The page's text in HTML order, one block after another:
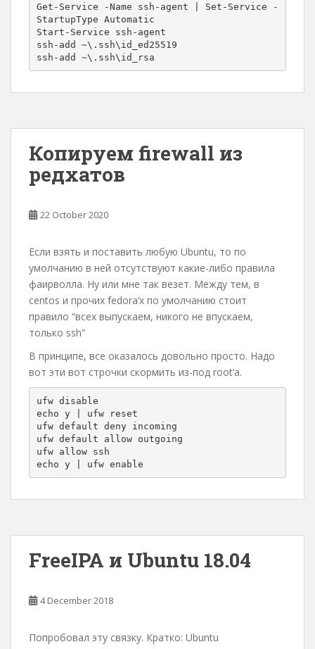
Get-Service -Name ssh-agent | Set-Service -
StartupType Automatic
Start-Service ssh-agent
ssh-add ~\.ssh\id_ed25519
ssh-add ~\.ssh\id_rsa
Копируем firewall из
редхатов
22 October 2020
Если взять и поставить любую Ubuntu, то по
умолчанию в ней отсутствуют какие-либо правила
фаирволла. Ну или мне так везет. Между тем, в
centos и прочих fedora’х по умолчанию стоит
правило “всех выпускаем, никого не впускаем,
только ssh”
В принципе, все оказалось довольно просто. Надо
вот эти вот строчки скормить из-под root’a.
ufw disable
echo y | ufw reset
ufw default deny incoming
ufw default allow outgoing
ufw allow ssh
echo y | ufw enable
FreeIPA и Ubuntu 18.04
4 December 2018
Попробовал эту связку. Кратко: Ubuntu